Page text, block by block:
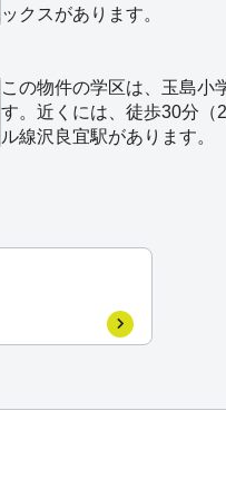
ックスがあります。
この物件の学区は、玉島小
す。近くには、徒歩30分（
ル線沢良宜駅があります。